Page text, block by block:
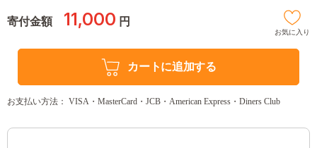
寄付金額 11,000 円
お気に入り
カートに追加する
お支払い方法： VISA・MasterCard・JCB・American Express・Diners Club